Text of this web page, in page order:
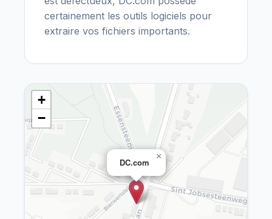
certainement les outils logiciels pour
extraire vos fichiers importants.
DC.com
×
+
−